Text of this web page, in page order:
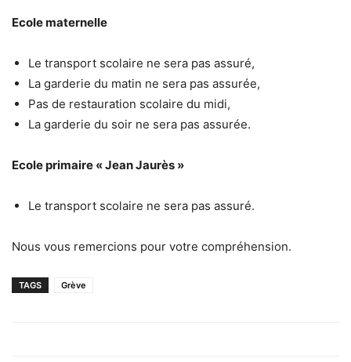
Ecole maternelle
Le transport scolaire ne sera pas assuré,
La garderie du matin ne sera pas assurée,
Pas de restauration scolaire du midi,
La garderie du soir ne sera pas assurée.
Ecole primaire « Jean Jaurès »
Le transport scolaire ne sera pas assuré.
Nous vous remercions pour votre compréhension.
TAGS Grève